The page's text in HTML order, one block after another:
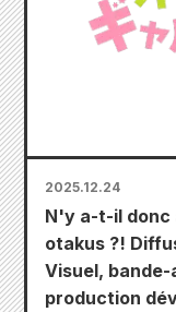
2025.12.24
N'y a-t-il donc
otakus ?!
Visuel,
production